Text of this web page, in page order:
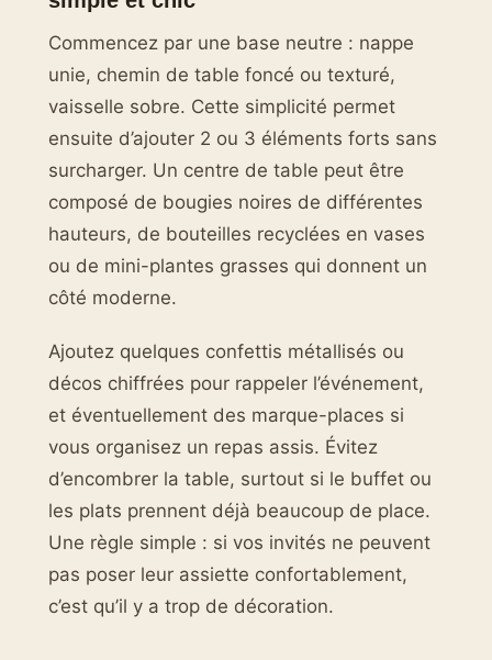
Commencez par une base neutre : nappe
unie, chemin de table foncé ou texturé,
vaisselle sobre. Cette simplicité permet
ensuite d’ajouter 2 ou 3 éléments forts sans
surcharger. Un centre de table peut être
composé de bougies noires de différentes
hauteurs, de bouteilles recyclées en vases
ou de mini-plantes grasses qui donnent un
côté moderne.
Ajoutez quelques confettis métallisés ou
décos chiffrées pour rappeler l’événement,
et éventuellement des marque-places si
vous organisez un repas assis. Évitez
d’encombrer la table, surtout si le buffet ou
les plats prennent déjà beaucoup de place.
Une règle simple : si vos invités ne peuvent
pas poser leur assiette confortablement,
c’est qu’il y a trop de décoration.